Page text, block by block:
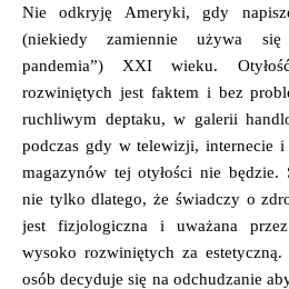
Nie odkryję Ameryki, gdy napiszę, że otyłość jest plagą
(niekiedy zamiennie używa się
pandemia”) XXI wieku.
rozwiniętych jest faktem i bez
ruchliwym deptaku, w galerii
podczas gdy w telewizji, internecie i
magazynów tej otyłości nie będzie.
nie tylko dlatego, że świadczy o
jest fizjologiczna i uważana przez
wysoko rozwiniętych za
osób decyduje się na odchudzanie